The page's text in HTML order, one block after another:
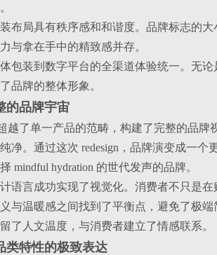
布局具有秩序感和和谐度。品牌标志的
与拿在手中的精致感并存。
包装到数字平台的全渠道体验统一。无
品牌的整体形象。
的品牌宇宙
越了单一产品的范畴，构建了完整的品牌
净。通过这次 redesign，品牌演变成一
mindful hydration 的世代发声的品牌。
语言成功实现了视觉化。消费者不只是
与温暖感之间找到了平衡点，避免了极
了人文温度，与消费者建立了情感联系。
类特性的极致表达